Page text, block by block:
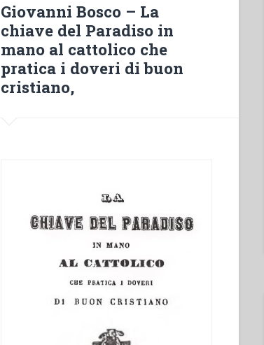
comune
ed
embolismale
1859”
Giovanni Bosco – La
chiave del Paradiso in
mano al cattolico che
pratica i doveri di buon
cristiano,